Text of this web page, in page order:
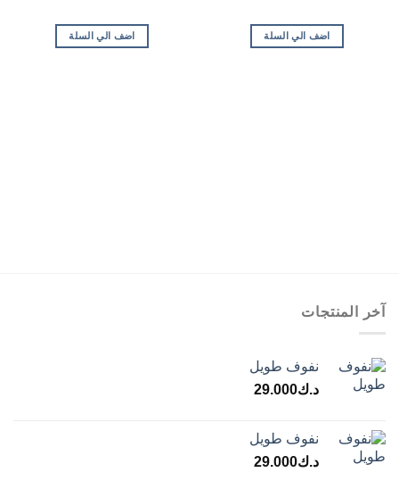
اضف الي السلة اضف الي السلة
آخر المنتجات
نفوف طويل
د.ك29.000
نفوف طويل
د.ك29.000